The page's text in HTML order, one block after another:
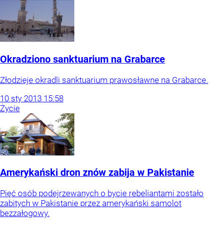
Okradziono sanktuarium na Grabarce
Złodzieje okradli sanktuarium prawosławne na Grabarce.
10 sty 2013 15:58
Życie
Amerykański dron znów zabija w Pakistanie
Pięć osób podejrzewanych o bycie rebeliantami zostało
zabitych w Pakistanie przez amerykański samolot
bezzałogowy.